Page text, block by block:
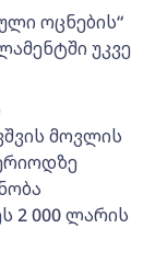
ოცნების“
უკვე
მოვლის
2 000 ლარის